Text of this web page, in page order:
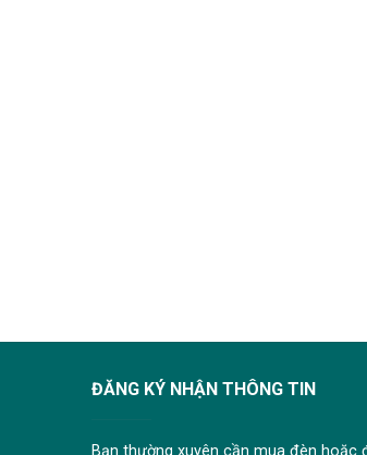
ĐĂNG KÝ NHẬN THÔNG TIN
Bạn thường xuyên cần mua đèn hoặc